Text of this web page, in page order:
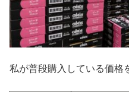
私が普段購入している価格